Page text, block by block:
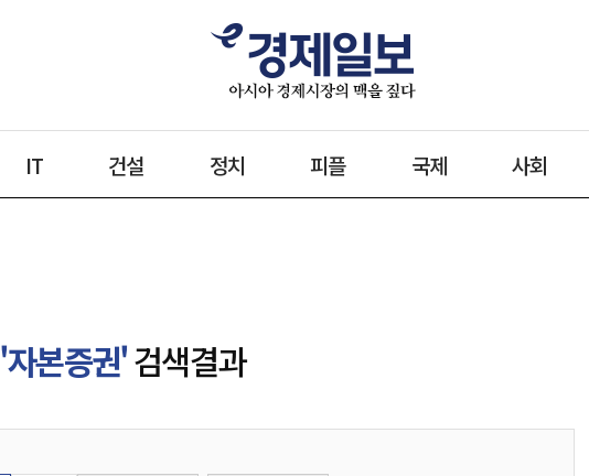
IT 건설 정치 피플 국제 사회
'자본증권'검색결과